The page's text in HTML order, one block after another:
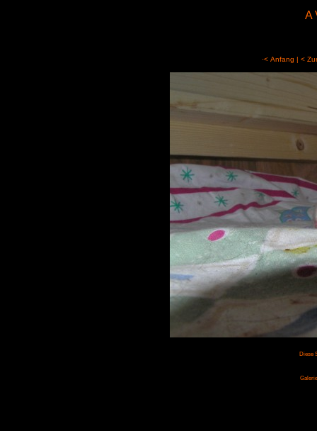
A
·< Anfang | <
Diese